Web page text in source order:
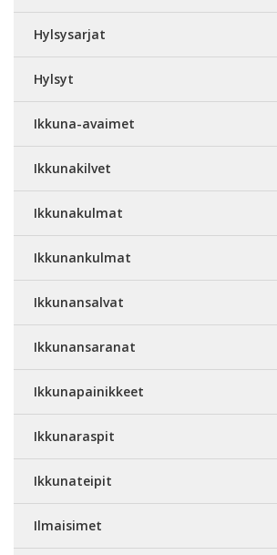
Hylsysarjat
Hylsyt
Ikkuna-avaimet
Ikkunakilvet
Ikkunakulmat
Ikkunankulmat
Ikkunansalvat
Ikkunansaranat
Ikkunapainikkeet
Ikkunaraspit
Ikkunateipit
Ilmaisimet